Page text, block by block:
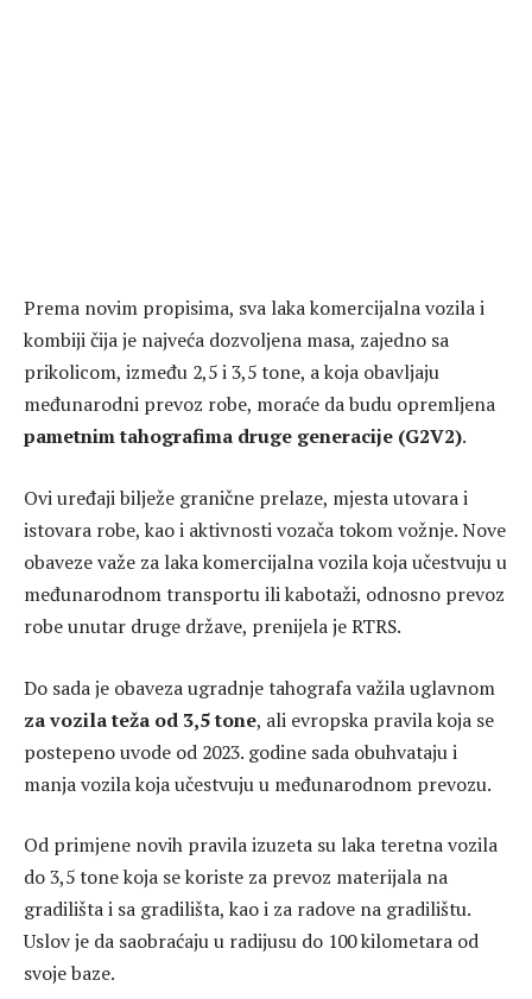
Prema novim propisima, sva laka komercijalna vozila i
kombiji čija je najveća dozvoljena masa, zajedno sa
prikolicom, između 2,5 i 3,5 tone, a koja obavljaju
međunarodni prevoz robe, moraće da budu opremljena
pametnim tahografima druge generacije (G2V2).
Ovi uređaji bilježe granične prelaze, mjesta utovara i
istovara robe, kao i aktivnosti vozača tokom vožnje. Nove
obaveze važe za laka komercijalna vozila koja učestvuju u
međunarodnom transportu ili kabotaži, odnosno prevoz
robe unutar druge države, prenijela je RTRS.
Do sada je obaveza ugradnje tahografa važila uglavnom
za vozila teža od 3,5 tone, ali evropska pravila koja se
postepeno uvode od 2023. godine sada obuhvataju i
manja vozila koja učestvuju u međunarodnom prevozu.
Od primjene novih pravila izuzeta su laka teretna vozila
do 3,5 tone koja se koriste za prevoz materijala na
gradilišta i sa gradilišta, kao i za radove na gradilištu.
Uslov je da saobraćaju u radijusu do 100 kilometara od
svoje baze.